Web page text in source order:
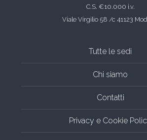
C.S. €10.000 i.v.
Viale Virgilio 58 /c 41123
Tutte le sedi
Chi siamo
Contatti
Privacy e Cookie